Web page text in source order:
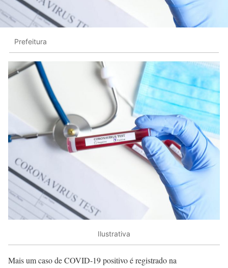
Prefeitura
Ilustrativa
Mais um caso de COVID-19 positivo é registrado na